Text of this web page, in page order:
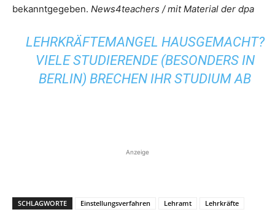
bekanntgegeben. News4teachers / mit Material der dpa
LEHRKRÄFTEMANGEL HAUSGEMACHT?
VIELE STUDIERENDE (BESONDERS IN
BERLIN) BRECHEN IHR STUDIUM AB
Anzeige
SCHLAGWORTE Einstellungsverfahren Lehramt Lehrkräfte